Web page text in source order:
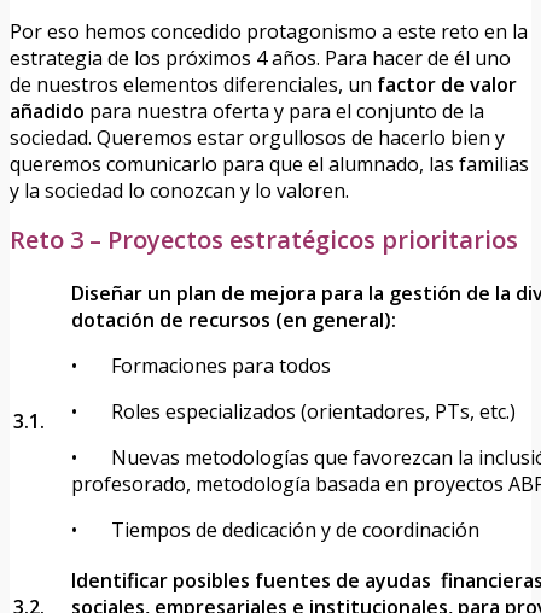
Por eso hemos concedido protagonismo a este reto en la
estrategia de los próximos 4 años. Para hacer de él uno
de nuestros elementos diferenciales, un factor de valor
añadido para nuestra oferta y para el conjunto de la
sociedad. Queremos estar orgullosos de hacerlo bien y
queremos comunicarlo para que el alumnado, las familias
y la sociedad lo conozcan y lo valoren.
Reto 3 – Proyectos estratégicos prioritarios
3.1.
Diseñar un plan de mejora para la gestión de la
dotación de recursos (en general):
• Formaciones para todos
• Roles especializados (orientadores, PTs, etc.)
• Nuevas metodologías que favorezcan la
profesorado, metodología basada en proyectos
• Tiempos de dedicación y de coordinación
3.2.
Identificar posibles fuentes de ayudas
sociales, empresariales e institucionales, para